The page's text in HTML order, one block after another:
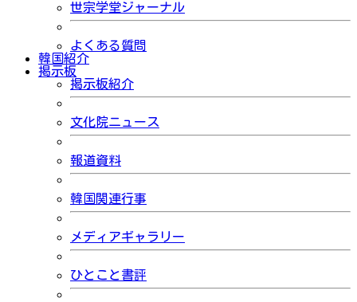
世宗学堂ジャーナル
よくある質問
韓国紹介
掲示板
掲示板紹介
文化院ニュース
報道資料
韓国関連行事
メディアギャラリー
ひとこと書評